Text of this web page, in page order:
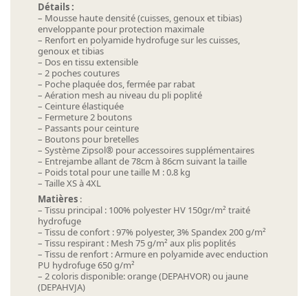
Détails :
– Mousse haute densité (cuisses, genoux et tibias)
enveloppante pour protection maximale
– Renfort en polyamide hydrofuge sur les cuisses,
genoux et tibias
– Dos en tissu extensible
– 2 poches coutures
– Poche plaquée dos, fermée par rabat
– Aération mesh au niveau du pli poplité
– Ceinture élastiquée
– Fermeture 2 boutons
– Passants pour ceinture
– Boutons pour bretelles
– Système Zipsol® pour accessoires supplémentaires
– Entrejambe allant de 78cm à 86cm suivant la taille
– Poids total pour une taille M : 0.8 kg
– Taille XS à 4XL
Matières :
– Tissu principal : 100% polyester HV 150gr/m² traité
hydrofuge
– Tissu de confort : 97% polyester, 3% Spandex 200 g/m²
– Tissu respirant : Mesh 75 g/m² aux plis poplités
– Tissu de renfort : Armure en polyamide avec enduction
PU hydrofuge 650 g/m²
– 2 coloris disponible: orange (DEPAHVOR) ou jaune
(DEPAHVJA)